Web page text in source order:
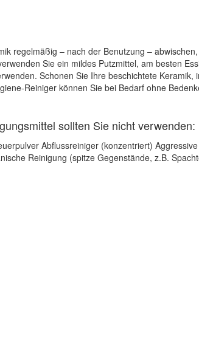
regelmäßig – nach der Benutzung –
Sie ein mildes Putzmittel, am besten
Schonen Sie Ihre beschichtete
Reiniger können Sie bei Bedarf ohne
sollten Sie nicht verwenden:
Abflussreiniger (konzentriert)
Reinigung (spitze Gegenstände, z.B.